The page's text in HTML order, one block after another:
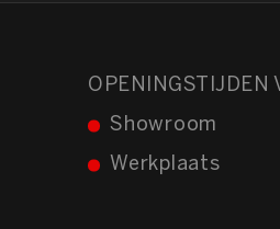
OPENINGSTIJDEN
Showroom
Werkplaats